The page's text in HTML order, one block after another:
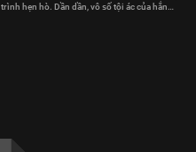
trình hẹn hò. Dần dần, vô số tội ác của hắn